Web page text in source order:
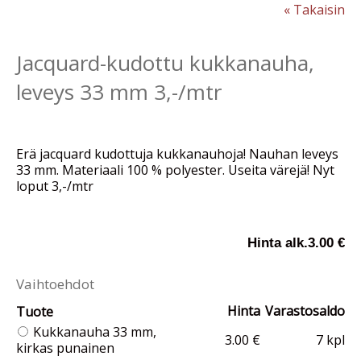
« Takaisin
Jacquard-kudottu kukkanauha,
leveys 33 mm 3,-/mtr
Erä jacquard kudottuja kukkanauhoja! Nauhan leveys
33 mm. Materiaali 100 % polyester. Useita värejä! Nyt
loput 3,-/mtr
Hinta alk.3.00 €
Vaihtoehdot
Tuote Hinta Varastosaldo
Kukkanauha 33 mm,
kirkas punainen
3.00 €
7 kpl